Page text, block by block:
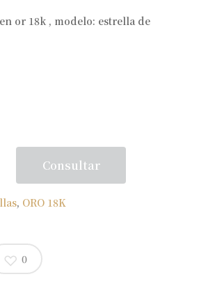
or 18k , modelo: estrella de
Consultar
, ORO 18K
0